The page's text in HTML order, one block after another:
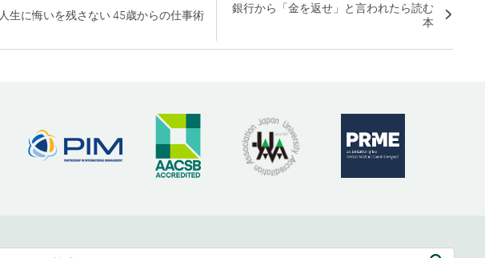
人生に悔いを残さない 45歳からの仕事術
銀行から「金を返せ」と言われたら読む
本